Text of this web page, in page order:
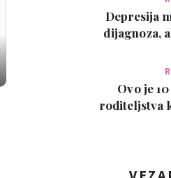
Depresija
dijagnoza,
Ovo je
roditeljstva